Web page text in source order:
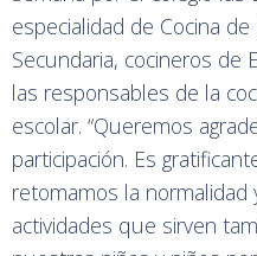
especialidad de Cocina
Secundaria, cocineros de
las responsables de la
escolar. “Queremos
participación. Es
retomamos la
actividades que sirven